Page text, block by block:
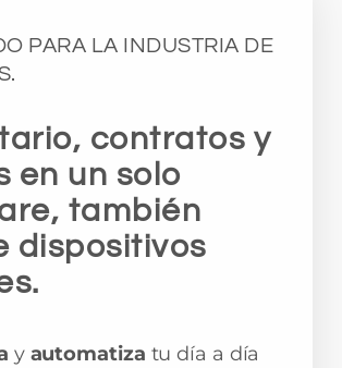
PARA LA INDUSTRIA DE
contratos y
en un solo
también
dispositivos
y automatiza tu día a día